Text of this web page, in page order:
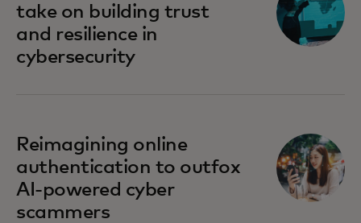
take on building trust
and resilience in
cybersecurity
Reimagining online
authentication to outfox
AI-powered cyber
scammers